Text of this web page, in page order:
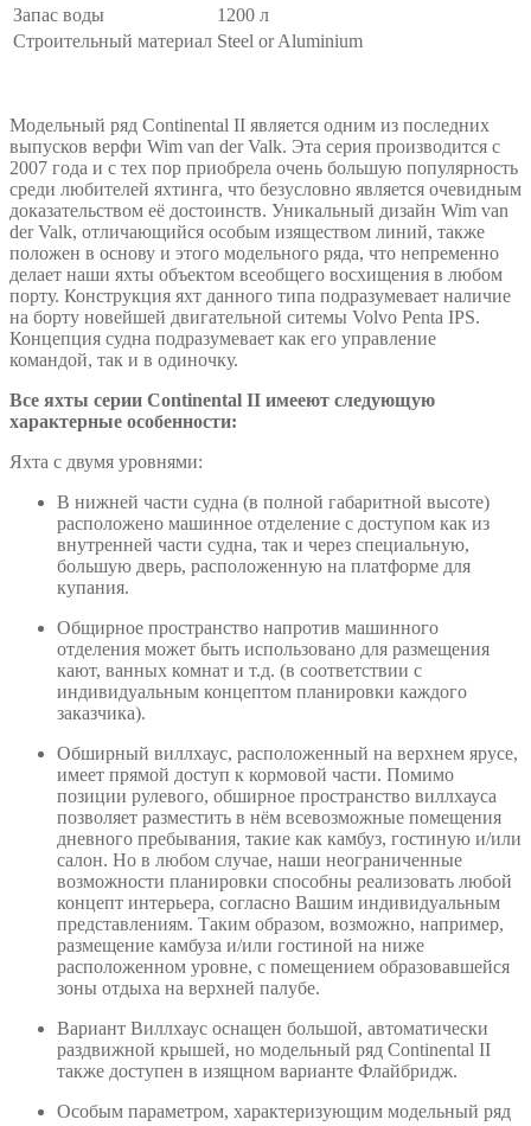
Запас воды
1200 л
Строительный материал Steel or Aluminium
Модельный ряд Continental II является одним из последних
выпусков верфи Wim van der Valk. Этa серия производится с
2007 года и с тех пор приобрелa очень большую популярность
среди любителей яхтинга, что безусловно является очевидным
доказательством её достоинств. Уникальный дизайн Wim van
der Valk, отличающийся особым изяществом линий, также
положен в основу и этого модельного ряда, что непременно
делает наши яхты объектом всеобщего восхищения в любом
порту. Конструкция яхт данного типа подразумевает наличие
на борту новейшей двигательной ситемы Volvo Penta IPS.
Концепция судна подразумевает как его управление
командой, так и в одиночку.
Все яхты серии Сontinental II имееют следующую
характерные особенности:
Яхта с двумя уровнями:
В нижней части судна (в полной габаритной высоте)
расположено машинное отделение с доступом как из
внутренней части судна, так и через специальную,
большую дверь, расположенную на платформе для
купания.
Общирное пространство напротив машинного
отделения может быть использовано для размещения
кают, ванных комнат и т.д. (в соответствии с
индивидуальным концептом планировки каждого
заказчика).
Обширный виллхаус, расположенный на верхнем ярусе,
имеет прямой доступ к кормовой части. Помимо
позиции рулевого, обширное пространство виллхауса
позволяет разместить в нём всевозможные помещения
дневного пребывания, такие как камбуз, гостиную и/или
салон. Но в любом случае, наши неограниченные
возможности планировки способны реализовать любой
концепт интерьера, согласно Вашим индивидуальным
представлениям. Таким образом, возможно, например,
размещение камбуза и/или гостиной на ниже
расположенном уровне, с помещением образовавшейся
зоны отдыха на верхней палубе.
Вариант Виллхаус оснащен большой, автоматически
раздвижной крышей, но модельный ряд Continental II
также доступен в изящном варианте Флайбридж.
Особым параметром, характеризующим модельный ряд